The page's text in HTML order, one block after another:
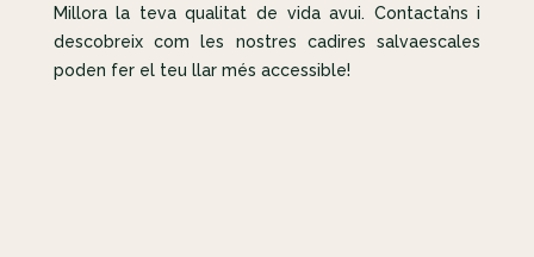
Millora la teva qualitat de vida avui. Contacta’ns i
descobreix com les nostres cadires salvaescales
poden fer el teu llar més accessible!